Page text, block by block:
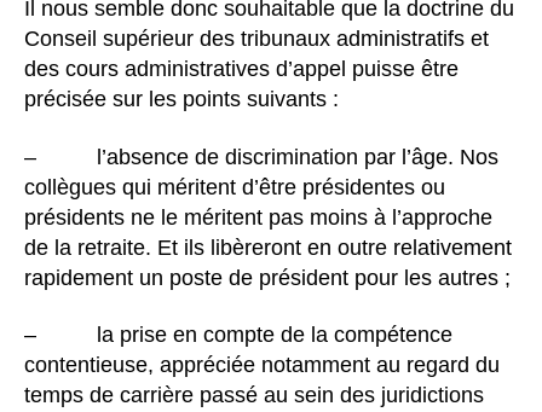
Il nous semble donc souhaitable que la doctrine du
Conseil supérieur des tribunaux administratifs et
des cours administratives d’appel puisse être
précisée sur les points suivants :
– l’absence de discrimination par l’âge. Nos
collègues qui méritent d’être présidentes ou
présidents ne le méritent pas moins à l’approche
de la retraite. Et ils libèreront en outre relativement
rapidement un poste de président pour les autres ;
– la prise en compte de la compétence
contentieuse, appréciée notamment au regard du
temps de carrière passé au sein des juridictions